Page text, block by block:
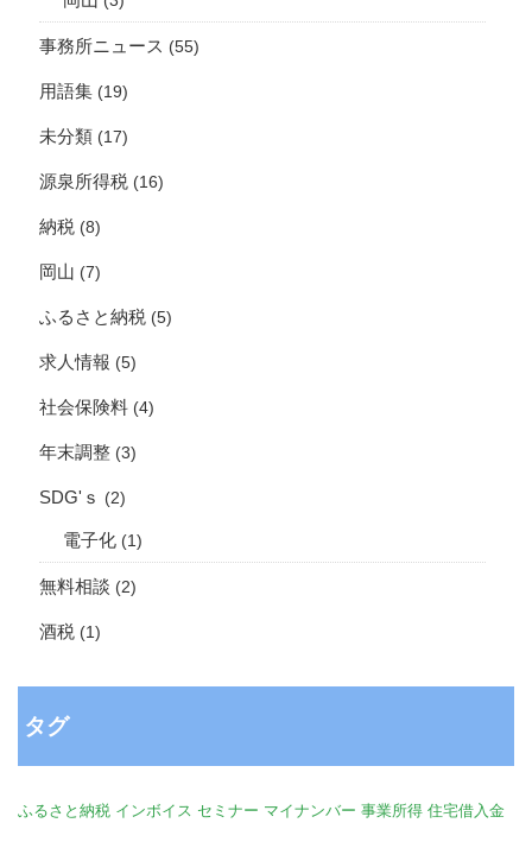
事務所ニュース (55)
用語集 (19)
未分類 (17)
源泉所得税 (16)
納税 (8)
岡山 (7)
ふるさと納税 (5)
求人情報 (5)
社会保険料 (4)
年末調整 (3)
SDG'ｓ (2)
電子化 (1)
無料相談 (2)
酒税 (1)
タグ
ふるさと納税 インボイス セミナー マイナンバー 事業所得 住宅借入金